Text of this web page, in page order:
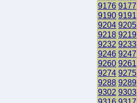
9176 9177
9190 9191
9204 9205
9218 9219
9232 9233
9246 9247
9260 9261
9274 9275
9288 9289
9302 9303